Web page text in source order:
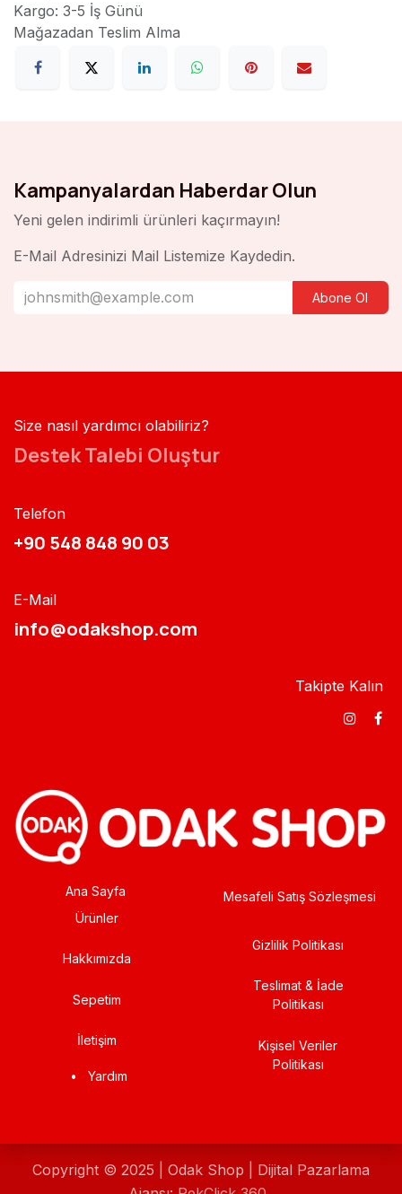
Kargo: 3-5 İş Günü
Mağazadan Teslim Alma
Kampanyalardan Haberdar Olun
Yeni gelen indirimli ürünleri kaçırmayın!
E-Mail Adresinizi Mail Listemize Kaydedin.
Abone Ol
Size nasıl yardımcı olabiliriz?
Destek Talebi Oluştur
Telefon
+90 548 848 90 03​​
E-Mail
info@odakshop.com​
Takipte Kalın
Ana Sayfa
Ürünler
Hakkımızda
Sepetim
İletişim
• Yardım
Mesafeli Satış Sözleşmesi
Gizlilik Politikası
Teslimat & İade
Politikası
Kişisel Veriler
Politikası
Copyright © 2025 | Odak Shop | Dijital Pazarlama